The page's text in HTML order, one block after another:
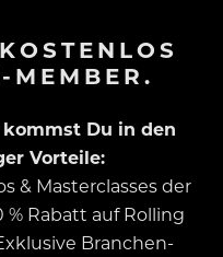
Du in den
Vorteile:
& Masterclasses der
Rabatt auf Rolling
Branchen-